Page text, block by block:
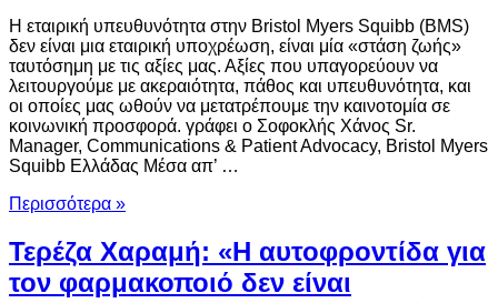
Η εταιρική υπευθυνότητα στην Bristol Myers Squibb (BMS)
δεν είναι μια εταιρική υποχρέωση, είναι μία «στάση ζωής»
ταυτόσημη με τις αξίες μας. Αξίες που υπαγορεύουν να
λειτουργούμε με ακεραιότητα, πάθος και υπευθυνότητα, και
οι οποίες μας ωθούν να μετατρέπουμε την καινοτομία σε
κοινωνική προσφορά. γράφει o Σοφοκλής Χάνος Sr.
Manager, Communications & Patient Advocacy, Bristol Myers
Squibb Ελλάδας Μέσα απ’ …
Περισσότερα »
Τερέζα Χαραμή: «Η αυτοφροντίδα για
τον φαρμακοποιό δεν είναι